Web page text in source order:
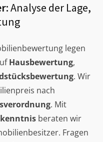
Analyse der Lage,
legen
Hausbewertung,
. Wir
nach
. Mit
beraten wir
Fragen